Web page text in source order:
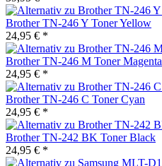
Brother TN-246 Y Toner Yellow
24,95 € *
Brother TN-246 M Toner Magenta
24,95 € *
Brother TN-246 C Toner Cyan
24,95 € *
Brother TN-242 BK Toner Black
24,95 € *